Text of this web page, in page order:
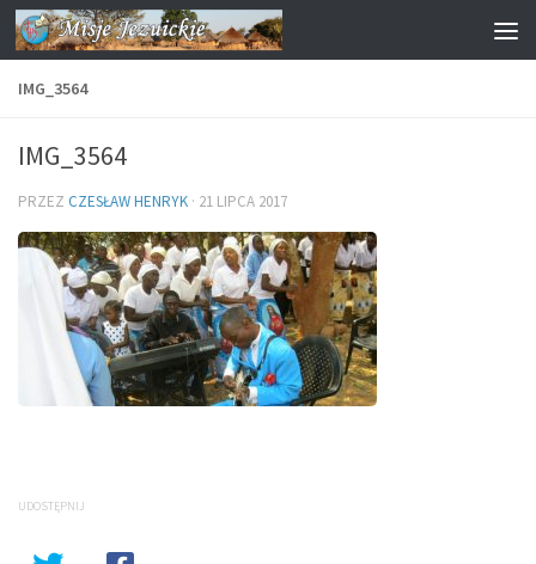
Przejdź do treści
IMG_3564
IMG_3564
PRZEZ CZESŁAW HENRYK · 21 LIPCA 2017
UDOSTĘPNIJ